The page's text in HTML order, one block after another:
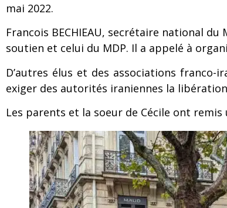
mai 2022.
Francois BECHIEAU, secrétaire national
soutien et celui du MDP. Il a appelé à
D’autres élus et des associations
exiger des autorités iraniennes la libération
Les parents et la soeur de Cécile ont remis